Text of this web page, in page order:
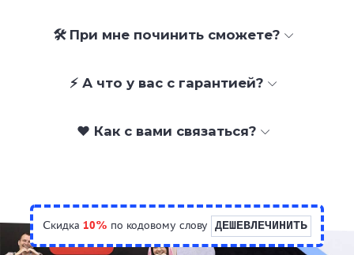
🛠 При мне починить сможете?
⚡ А что у вас с гарантией?
❤️ Как с вами связаться?
Скидка 10% по кодовому слову ДЕШЕВЛЕЧИНИТЬ